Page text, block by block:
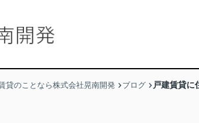
貸のことなら株式会社晃南開発 ブログ 戸建賃貸に